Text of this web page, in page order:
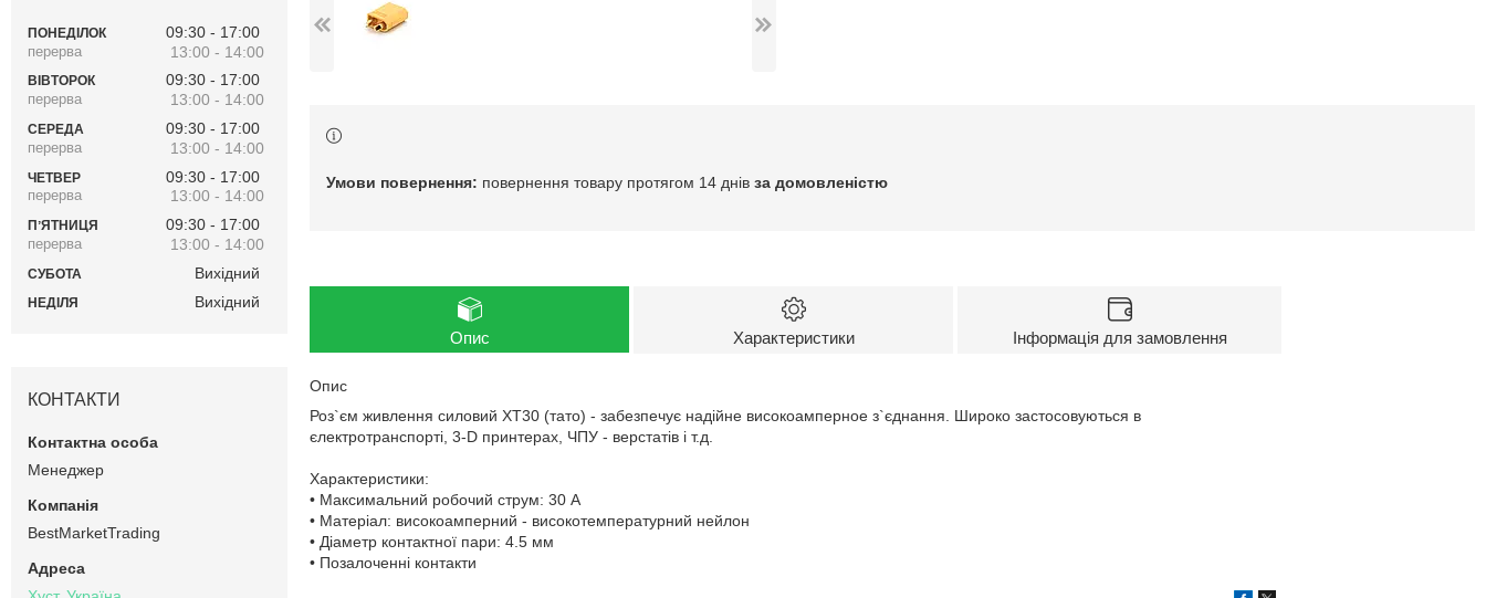
повернення товару протягом 14 днів за домовленістю
Опис Характеристики Інформація для замовлення
Опис
Роз`єм живлення силовий XT30 (тато) - забезпечує надійне високоамперное з`єднання. Широко застосовуються в
єлектротранспорті, 3-D принтерах, ЧПУ - верстатів і т.д.
Характеристики:
• Максимальний робочий струм: 30 A
• Матеріал: високоамперний - високотемпературний нейлон
• Діаметр контактної пари: 4.5 мм
• Позалоченні контакти
ПОНЕДІЛОК 09:30
17:00
13:00
14:00
ВІВТОРОК 09:30
17:00
13:00
14:00
СЕРЕДА 09:30
17:00
13:00
14:00
ЧЕТВЕР 09:30
17:00
13:00
14:00
ПʼЯТНИЦЯ 09:30
17:00
13:00
14:00
СУБОТА Вихідний
НЕДІЛЯ Вихідний
КОНТАКТИ
Менеджер
BestMarketTrading